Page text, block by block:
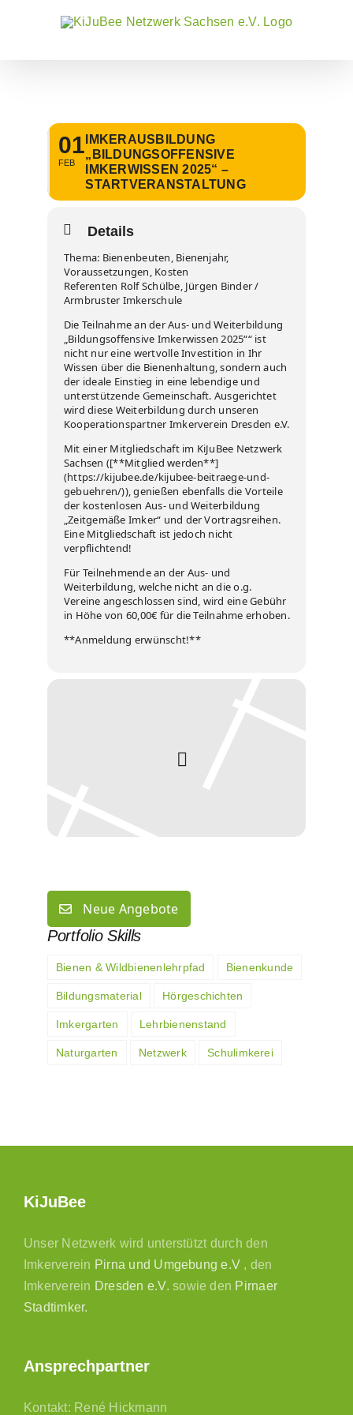
01
FEB
IMKERAUSBILDUNG
„BILDUNGSOFFENSIVE
IMKERWISSEN 2025“ –
STARTVERANSTALTUNG
Details
Thema: Bienenbeuten, Bienenjahr,
Voraussetzungen, Kosten
Referenten Rolf Schülbe, Jürgen Binder /
Armbruster Imkerschule
Die Teilnahme an der Aus- und Weiterbildung
„Bildungsoffensive Imkerwissen 2025““ ist
nicht nur eine wertvolle Investition in Ihr
Wissen über die Bienenhaltung, sondern auch
der ideale Einstieg in eine lebendige und
unterstützende Gemeinschaft. Ausgerichtet
wird diese Weiterbildung durch unseren
Kooperationspartner Imkerverein Dresden e.V.
Mit einer Mitgliedschaft im KiJuBee Netzwerk
Sachsen ([**Mitglied werden**]
(https://kijubee.de/kijubee-beitraege-und-
gebuehren/)), genießen ebenfalls die Vorteile
der kostenlosen Aus- und Weiterbildung
„Zeitgemäße Imker“ und der Vortragsreihen.
Eine Mitgliedschaft ist jedoch nicht
verpflichtend!
Für Teilnehmende an der Aus- und
Weiterbildung, welche nicht an die o.g.
Vereine angeschlossen sind, wird eine Gebühr
in Höhe von 60,00€ für die Teilnahme erhoben.
**Anmeldung erwünscht!**
Neue Angebote
Portfolio Skills
Bienen & Wildbienenlehrpfad Bienenkunde
Bildungsmaterial Hörgeschichten
Imkergarten Lehrbienenstand
Naturgarten Netzwerk Schulimkerei
KiJuBee
Unser Netzwerk wird unterstützt durch den
Imkerverein Pirna und Umgebung e.V , den
Imkerverein Dresden e.V. sowie den Pirnaer
Stadtimker.
Ansprechpartner
Kontakt: René Hickmann